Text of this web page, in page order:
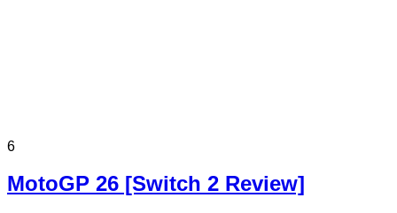
6
MotoGP 26 [Switch 2 Review]